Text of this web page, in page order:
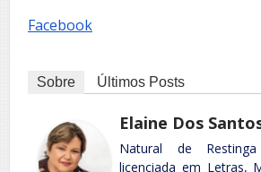
Facebook
Sobre Últimos Posts
Elaine Dos
Natural de
licenciada em Letras,